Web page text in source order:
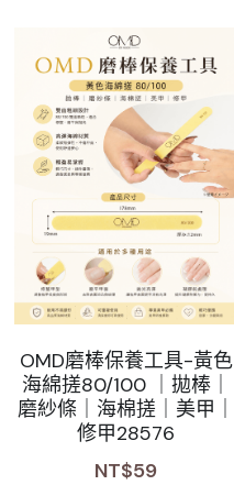
OMD磨棒保養工具-黃色
海綿搓80/100 ｜拋棒｜
磨紗條｜海棉搓｜美甲｜
修甲28576
NT$59